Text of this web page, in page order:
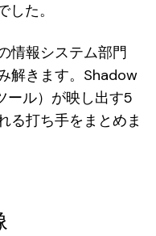
た。
情報システム部門
解きます。Shadow
ール）が映し出す5
る打ち手をまとめま